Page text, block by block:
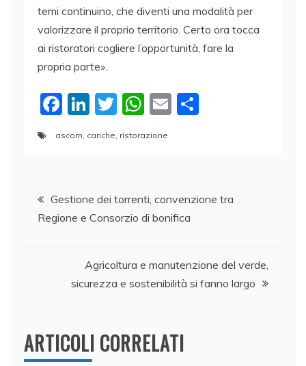
temi continuino, che diventi una modalità per
valorizzare il proprio territorio. Certo ora tocca
ai ristoratori cogliere l’opportunità, fare la
propria parte».
F
c
b
o
Li
n
k
dI
n
T
w
itt
W
h
at
A
p
E
vi
ascom cariche ristorazione
Navigazione
articoli
Gestione dei torrenti, convenzione tra
Regione e Consorzio di bonifica
Agricoltura e manutenzione del verde,
sicurezza e sostenibilità si fanno largo
ARTICOLI CORRELATI